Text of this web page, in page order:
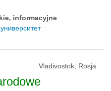
informacyjne
Vladivostok, Rosja